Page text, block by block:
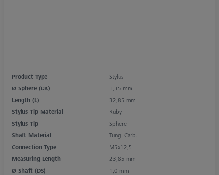
Product Type
Stylus
Ø Sphere (DK)
1,35 mm
Length (L)
32,85 mm
Stylus Tip Material
Ruby
Stylus Tip
Sphere
Shaft Material
Tung. Carb.
Connection Type
M5x12,5
Measuring Length
23,85 mm
Ø Shaft (DS)
1,0 mm